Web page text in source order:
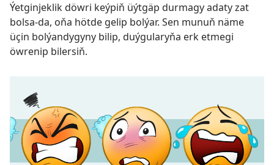
Ýetginjeklik döwri keýpiň üýtgäp durmagy adaty zat
bolsa-da, oňa hötde gelip bolýar. Sen munuň näme
üçin bolýandygyny bilip, duýgularyňa erk etmegi
öwrenip bilersiň.